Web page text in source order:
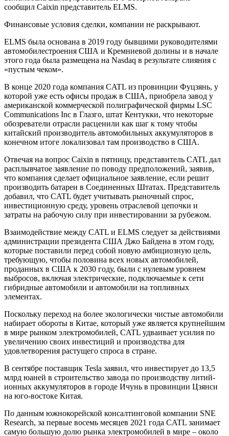
сообщил Caixin представитель ELMS.
Финансовые условия сделки, компании не раскрывают.
ELMS была основана в 2019 году бывшими руководителями
автомобилестроения США и Кремниевой долины и в начале
этого года была размещена на Nasdaq в результате слияния с
«пустым чеком».
В конце 2020 года компания CATL из провинции Фуцзянь, у
которой уже есть офисы продаж в США, приобрела завод у
американской коммерческой полиграфической фирмы LSC
Communications Inc в Глазго, штат Кентукки, что некоторые
обозреватели отрасли расценили как шаг к тому чтобы
китайский производитель автомобильных аккумуляторов в
конечном итоге локализовал там производство в США.
Отвечая на вопрос Caixin в пятницу, представитель CATL дал
расплывчатое заявление по поводу предположений, заявив,
что компания сделает официальное заявление, если решит
производить батареи в Соединенных Штатах. Представитель
добавил, что CATL будет учитывать рыночный спрос,
инвестиционную среду, уровень отраслевой цепочки и
затраты на рабочую силу при инвестировании за рубежом.
Взаимодействие между CATL и ELMS следует за действиями
администрации президента США Джо Байдена в этом году,
которые поставили перед собой новую амбициозную цель,
требующую, чтобы половина всех новых автомобилей,
проданных в США к 2030 году, были с нулевым уровнем
выбросов, включая электрические, подключаемые к сети
гибридные автомобили и автомобили на топливных
элементах.
Поскольку переход на более экологически чистые автомобили
набирает обороты в Китае, который уже является крупнейшим
в мире рынком электромобилей, CATL удваивает усилия по
увеличению своих инвестиций и производства для
удовлетворения растущего спроса в стране.
В сентябре поставщик Tesla заявил, что инвестирует до 13,5
млрд юаней в строительство завода по производству литий-
ионных аккумуляторов в городе Ичунь в провинции Цзянси
на юго-востоке Китая.
По данным южнокорейской консалтинговой компании SNE
Research, за первые восемь месяцев 2021 года CATL занимает
самую большую долю рынка электромобилей в мире – около